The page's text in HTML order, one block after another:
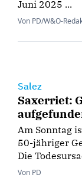
Juni 2025 ...
Von PD/W&O-
Salez
Saxerriet:
Am Sonntag
50-jähriger
Die
Von PD